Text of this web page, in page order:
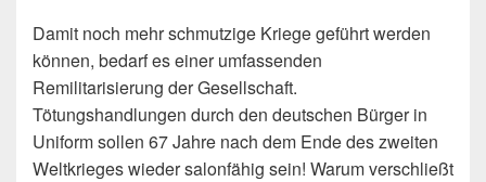
Damit noch mehr schmutzige Kriege geführt werden
können, bedarf es einer umfas­senden
Remilitarisierung der Gesellschaft.
Tötungshandlungen durch den deutschen Bürger in
Uniform sollen 67 Jahre nach dem Ende des zweiten
Weltkrieges wieder salonfähig sein! Warum verschließt